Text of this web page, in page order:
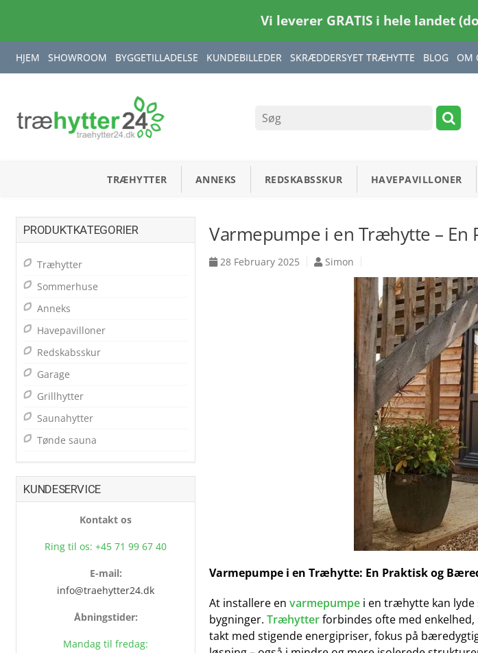
Vi leverer GRATIS i hele landet
HJEM SHOWROOM BYGGETILLADELSE KUNDEBILLEDER SKRÆDDERSYET TRÆHYTTE BLOG OM
TRÆHYTTER ANNEKS REDSKABSSKUR HAVEPAVILLONER
Varmepumpe i en Træhytte –
28 February 2025 Simon
Varmepumpe i en Træhytte: En Praktisk og
At installere envarmepumpe i en træhytte kan lyde
bygninger.Træhytterforbindes ofte med
takt med stigende energipriser, fokus på
PRODUKTKATEGORIER
Træhytter
Sommerhuse
Anneks
Havepavilloner
Redskabsskur
Garage
Grillhytter
Saunahytter
Tønde sauna
KUNDESERVICE
Kontakt os
Ring til os: +45 71 99 67 40
E-mail:
info@traehytter24.dk
Åbningstider:
Mandag til fredag: